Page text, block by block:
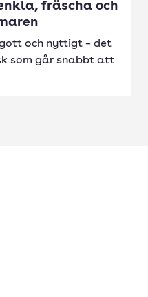
fräscha och
och nyttigt – det
som går snabbt att